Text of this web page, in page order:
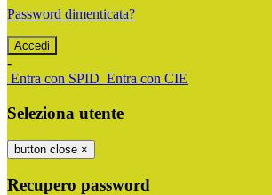
Password dimenticata?
-
Entra con SPID Entra con CIE
Seleziona utente
button close ×
Recupero password